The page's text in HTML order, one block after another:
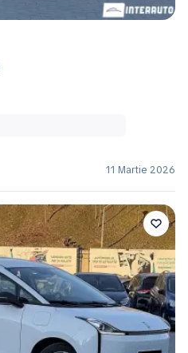
11 Martie 2026